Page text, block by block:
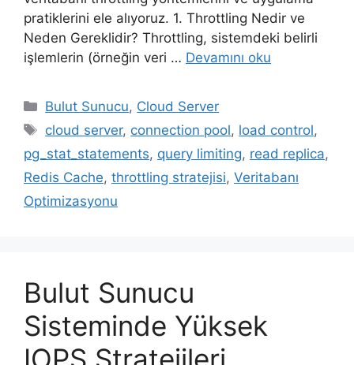
pratiklerini ele alıyoruz. 1. Throttling Nedir ve
Neden Gereklidir? Throttling, sistemdeki belirli
işlemlerin (örneğin veri … Devamını oku
Kategoriler
Bulut Sunucu, Cloud Server
Etiketler
cloud server, connection pool, load control,
pg_stat_statements, query limiting, read replica,
Redis Cache, throttling stratejisi, Veritabanı
Optimizasyonu
Bulut Sunucu
Sisteminde Yüksek